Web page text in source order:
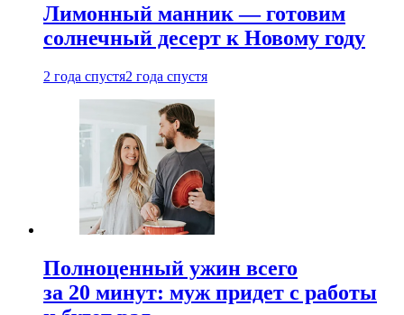
Лимонный манник — готовим
солнечный десерт к Новому году
2 года спустя2 года спустя
Полноценный ужин всего
за 20 минут: муж придет с работы